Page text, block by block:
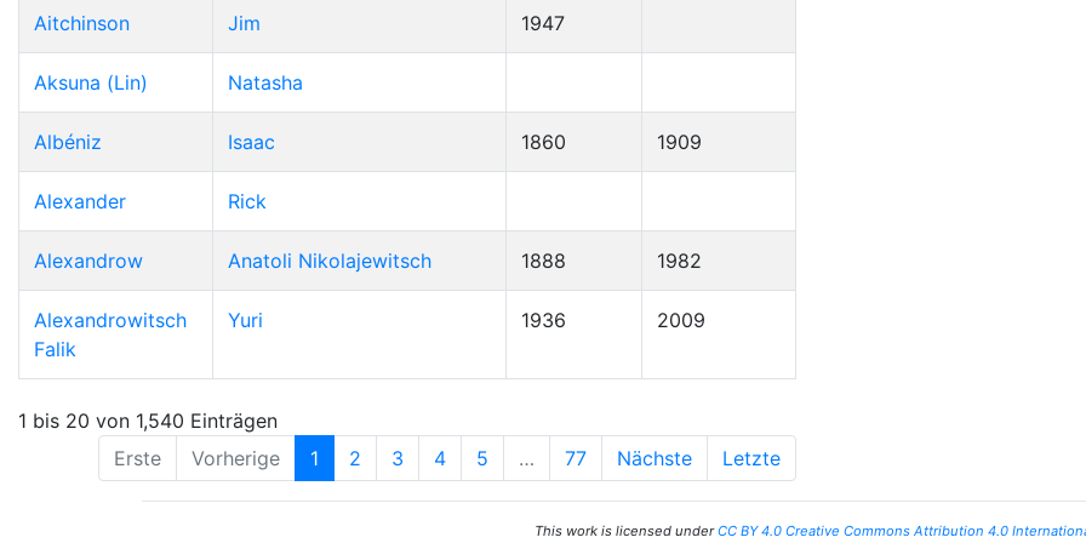
Aitchinson Jim 1947
Aksuna (Lin) Natasha
Albéniz Isaac 1860 1909
Alexander Rick
Alexandrow Anatoli Nikolajewitsch 1888 1982
Alexandrowitsch
Falik
Yuri 1936 2009
1 bis 20 von 1,540 Einträgen
Erste
Vorherige 1 2 3 4 5 … 77 Nächste Letzte
This work is licensed underCC BY 4.0 Creative Commons Attribution 4.0